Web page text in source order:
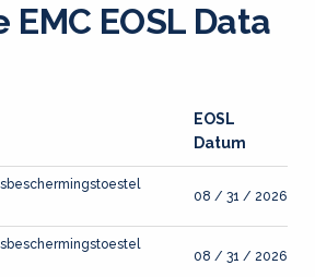
EOSL Data
EOSL
Datum
08 / 31 / 2026
08 / 31 / 2026